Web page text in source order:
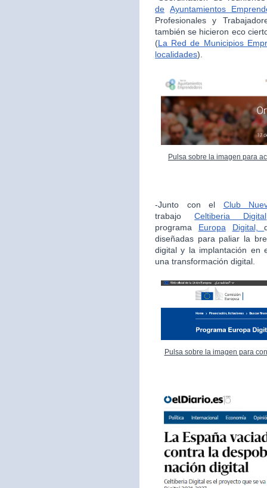
de Ayuntamientos
Profesionales y
también se hicieron eco
(La Red de Municipios
localidades).
Pulsa sobre la imagen para
-Junto con el Club
trabajoCeltiberia Digital
programa Europa Digital,
diseñadas para paliar la
digital y la implantación en
una transformación digital.
Pulsa sobre la imagen para